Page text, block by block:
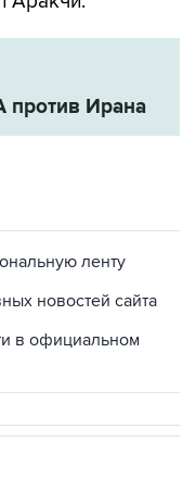
Ирана
ленту
новостей сайта
в официальном